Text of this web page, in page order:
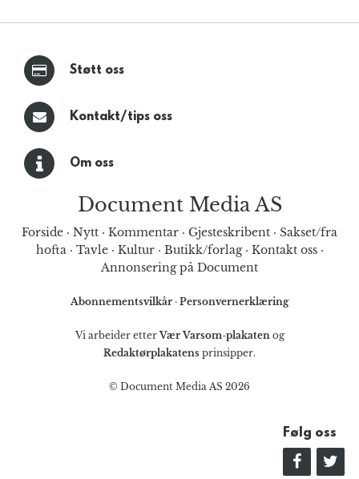
Støtt oss
Kontakt/tips oss
Om oss
Document Media AS
Forside · Nytt · Kommentar · Gjesteskribent · Sakset/fra
hofta· Tavle· Kultur· Butikk/forlag· Kontakt oss·
Annonsering på Document
Abonnementsvilkår · Personvernerklæring
Vi arbeider etterVær Varsom-plakaten og
Redaktørplakatens prinsipper.
© Document Media AS 2026
Følg oss